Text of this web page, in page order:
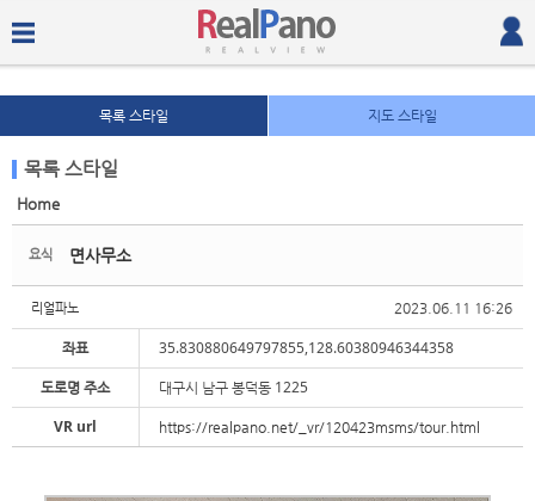
목록 스타일 지도 스타일
목록 스타일
Home
요식
2023.06.11 16:26
면사무소
리얼파노
좌표
35.830880649797855,128.60380946344358
도로명 주소
대구시 남구 봉덕동 1225
VR url
https://realpano.net/_vr/120423msms/tour.html
Sketchbook5, 스케치북5
Sketchbook5, 스케치북5
Sketchbook5, 스케치북5
Sketchbook5, 스케치북5